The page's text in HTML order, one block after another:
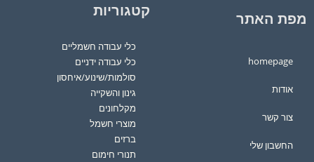
האתר
שלי
קטגוריות
כלי עבודה חשמליים
כלי עבודה ידניים
סולמות/שינוע/איחסון
גינון והשקייה
מקלחונים
מוצרי חשמל
תנורי חימום